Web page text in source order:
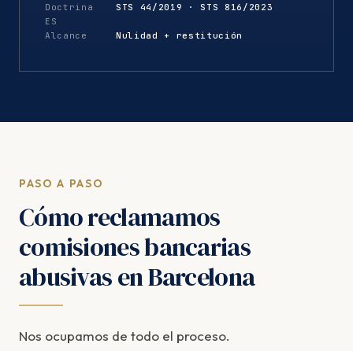
Doctrina
ES
STS 44/2019 · STS 816/2023
Alcance Nulidad + restitución
PASO A PASO
Cómo reclamamos
comisiones bancarias
abusivas en Barcelona
Nos ocupamos de todo el proceso.